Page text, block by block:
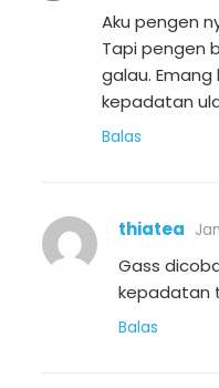
Aku pengen
Tapi pengen
galau.
kepadatan
Balas
thiatea
Gass
kepadatan
Balas